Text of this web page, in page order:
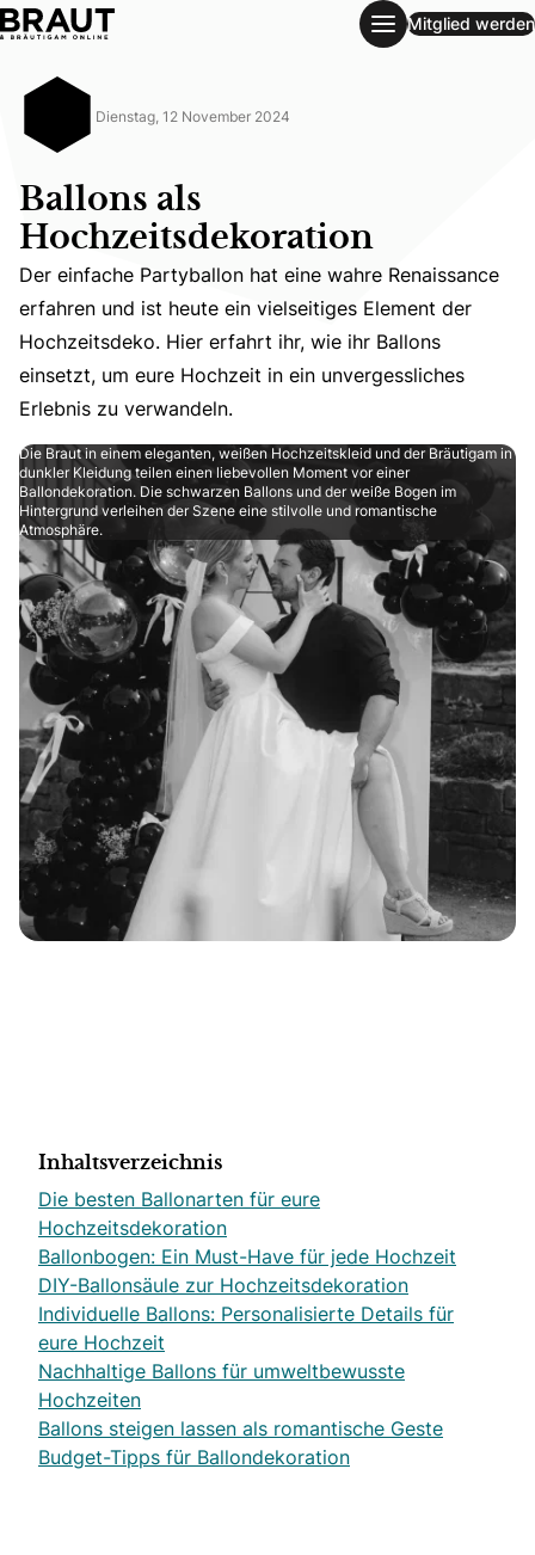
Mitglied werden
Dienstag, 12 November 2024
Ballons als
Hochzeitsdekoration
Der einfache Partyballon hat eine wahre Renaissance
Der einfache Partyballon hat eine wahre Renaissance
erfahren und ist heute ein vielseitiges Element der
Hochzeitsdeko. Hier erfahrt ihr, wie ihr Ballons
einsetzt, um eure Hochzeit in ein unvergessliches
Erlebnis zu verwandeln.
Die Braut in einem eleganten, weißen Hochzeitskleid und der Bräutigam in
dunkler Kleidung teilen einen liebevollen Moment vor einer
Ballondekoration. Die schwarzen Ballons und der weiße Bogen im
Hintergrund verleihen der Szene eine stilvolle und romantische
Atmosphäre.
Inhaltsverzeichnis
Die besten Ballonarten für eure
Hochzeitsdekoration
Ballonbogen: Ein Must-Have für jede Hochzeit
DIY-Ballonsäule zur Hochzeitsdekoration
Individuelle Ballons: Personalisierte Details für
eure Hochzeit
Nachhaltige Ballons für umweltbewusste
Hochzeiten
Ballons steigen lassen als romantische Geste
Budget-Tipps für Ballondekoration